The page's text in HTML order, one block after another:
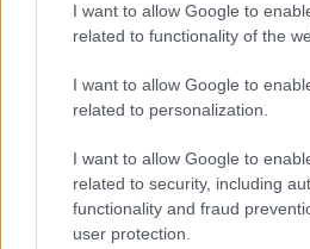
I want to allow Google to
related to functionality of the
I want to allow Google to
related to personalization.
I want to allow Google to
related to security, including
functionality and fraud
user protection.
Unmute Loaded:
21.65%
Alighanem az év
streamingeseménye az Alien:
Föld) bemutatkozása,
alapköve, Ridley Scott
játszódnak. A történet szerint
kutatóhajója öt halálos